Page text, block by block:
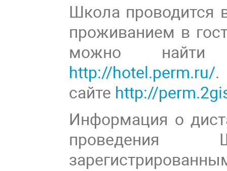
Школа
проживанием в
можно найти
http://hotel.perm.ru/.
сайте http://
Информация о